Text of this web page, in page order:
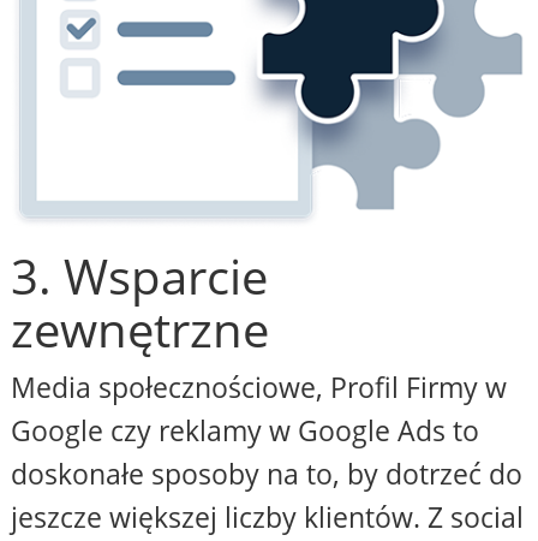
3. Wsparcie
zewnętrzne
Media społecznościowe, Profil Firmy w
Google czy reklamy w Google Ads to
doskonałe sposoby na to, by dotrzeć do
jeszcze większej liczby klientów. Z social